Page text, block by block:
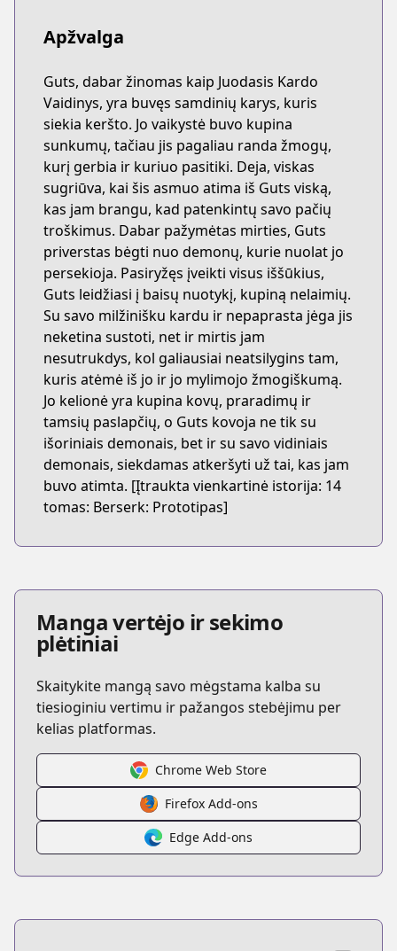
Apžvalga
Guts, dabar žinomas kaip Juodasis Kardo
Vaidinys, yra buvęs samdinių karys, kuris
siekia keršto. Jo vaikystė buvo kupina
sunkumų, tačiau jis pagaliau randa žmogų,
kurį gerbia ir kuriuo pasitiki. Deja, viskas
sugriūva, kai šis asmuo atima iš Guts viską,
kas jam brangu, kad patenkintų savo pačių
troškimus. Dabar pažymėtas mirties, Guts
priverstas bėgti nuo demonų, kurie nuolat jo
persekioja. Pasiryžęs įveikti visus iššūkius,
Guts leidžiasi į baisų nuotykį, kupiną nelaimių.
Su savo milžinišku kardu ir nepaprasta jėga jis
neketina sustoti, net ir mirtis jam
nesutrukdys, kol galiausiai neatsilygins tam,
kuris atėmė iš jo ir jo mylimojo žmogiškumą.
Jo kelionė yra kupina kovų, praradimų ir
tamsių paslapčių, o Guts kovoja ne tik su
išoriniais demonais, bet ir su savo vidiniais
demonais, siekdamas atkeršyti už tai, kas jam
buvo atimta. [Įtraukta vienkartinė istorija: 14
tomas: Berserk: Prototipas]
Manga vertėjo ir sekimo
plėtiniai
Skaitykite mangą savo mėgstama kalba su
tiesioginiu vertimu ir pažangos stebėjimu per
kelias platformas.
Chrome Web Store
Firefox Add-ons
Edge Add-ons